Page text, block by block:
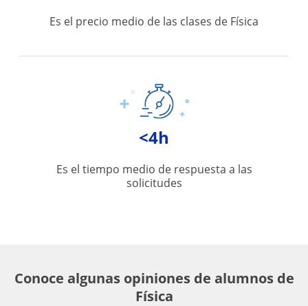
Es el precio medio de las clases de Física
<4h
Es el tiempo medio de respuesta a las
solicitudes
Conoce algunas opiniones de alumnos de
Física